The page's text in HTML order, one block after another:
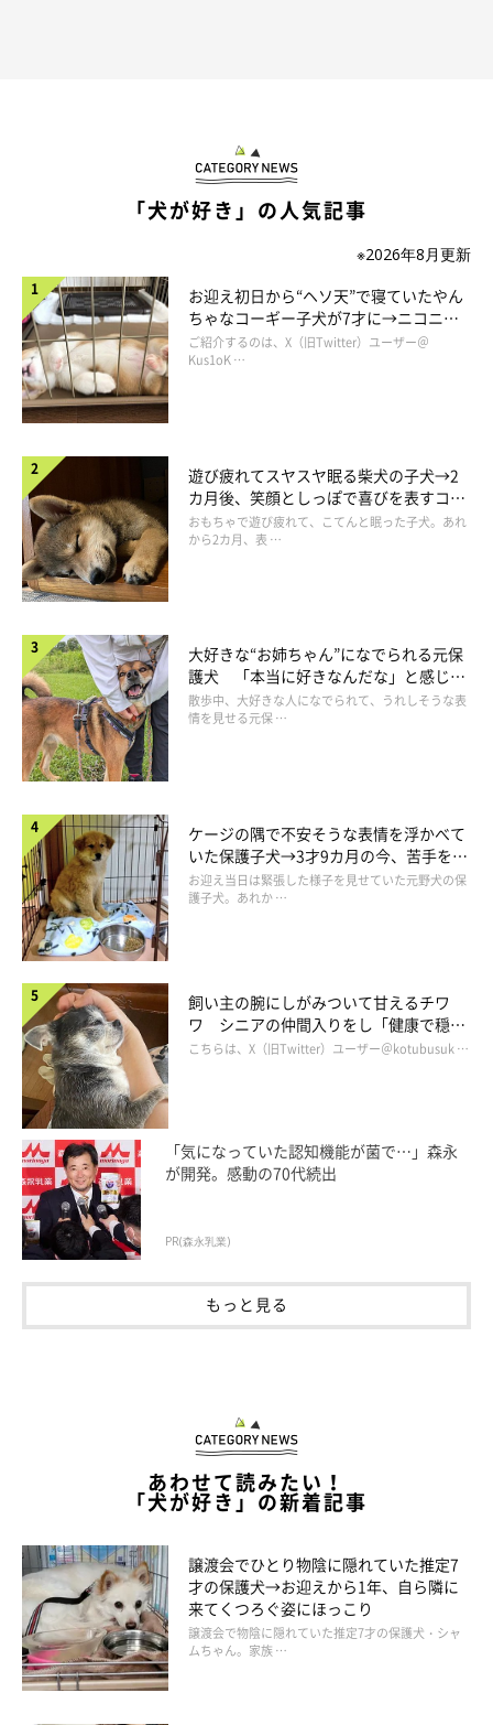
プロフィール
幸池重季（だんな）
「いぬのきもち」ほか、児童書や教育誌イラストを中心としたイ
ャラクターデザインなど様々な媒体やジャンルで活動。
日本プロ野球「オリックス・バファローズ」の公式マスコットの
デザインを手がける（バファローブル・バファローベル）京都在
住。
「あうんのてんぽ」本編では、だんなとして登場する。
AUNITEM(犬グッズSHOP)
てんぽyoutubeチャンネル
「犬が好き」の人気記事
※2026年8月更新
お迎え初日から“ヘソ天”で寝ていたやん
ちゃなコーギー子犬が7才に→ニコニ
コ“コーギースマイル”が魅力のコに成
長！
ご紹介するのは、X（旧Twitter）ユーザー＠
Kus1oK …
遊び疲れてスヤスヤ眠る柴犬の子犬→2
カ月後、笑顔としっぽで喜びを表すコに
成長！
おもちゃで遊び疲れて、こてんと眠った子犬。あれ
から2カ月、表 …
大好きな“お姉ちゃん”になでられる元保
護犬 「本当に好きなんだな」と感じる
表情にほっこり
散歩中、大好きな人になでられて、うれしそうな表
情を見せる元保 …
ケージの隅で不安そうな表情を浮かべて
いた保護子犬→3才9カ月の今、苦手を克
服し頼もしいコに成長！
お迎え当日は緊張した様子を見せていた元野犬の保
護子犬。あれか …
飼い主の腕にしがみついて甘えるチワ
ワ シニアの仲間入りをし「健康で穏や
かな暮らしが続いてほしい」と願う
こちらは、X（旧Twitter）ユーザー＠kotubusuk …
「気になっていた認知機能が菌で…」森永
が開発。感動の70代続出
PR(森永乳業)
もっと見る
あわせて読みたい！
「犬が好き」の新着記事
譲渡会でひとり物陰に隠れていた推定7
才の保護犬→お迎えから1年、自ら隣に
来てくつろぐ姿にほっこり
譲渡会で物陰に隠れていた推定7才の保護犬・シャ
ムちゃん。家族 …